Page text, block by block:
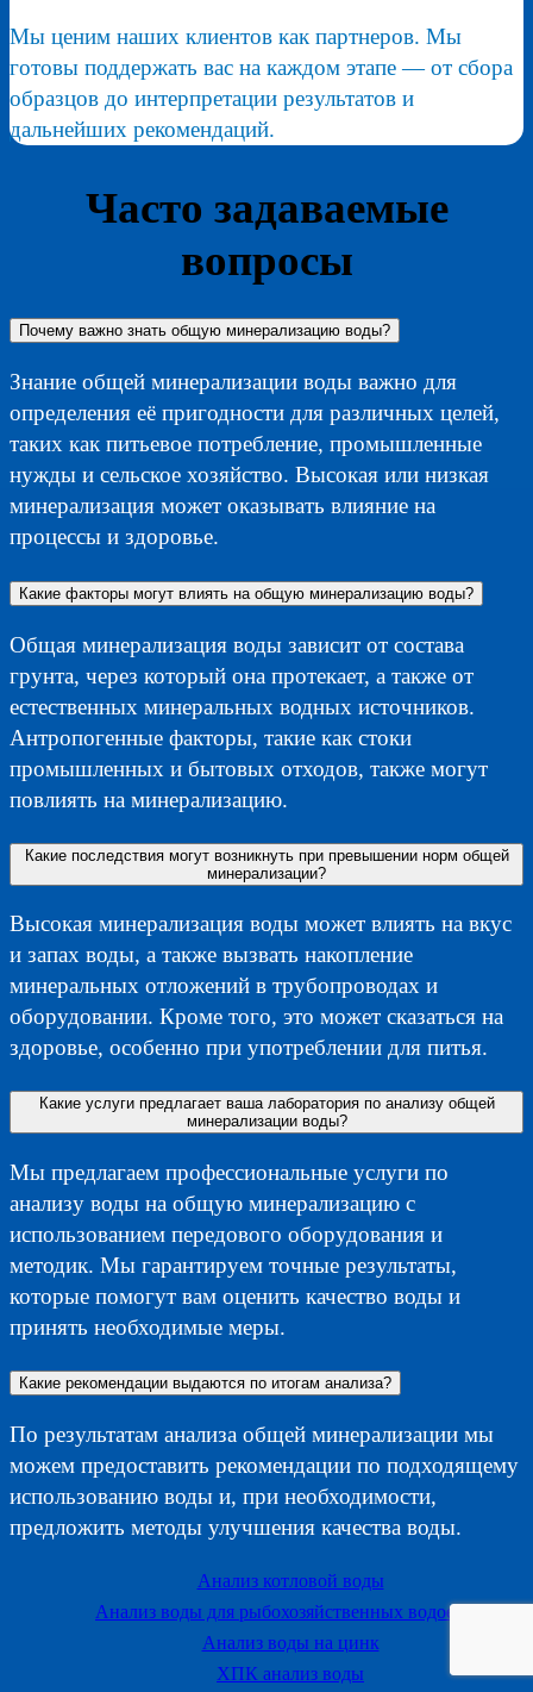
Мы ценим наших клиентов как партнеров. Мы
готовы поддержать вас на каждом этапе — от сбора
образцов до интерпретации результатов и
дальнейших рекомендаций.
Часто задаваемые
вопросы
Почему важно знать общую минерализацию воды?
Знание общей минерализации воды важно для
определения её пригодности для различных целей,
таких как питьевое потребление, промышленные
нужды и сельское хозяйство. Высокая или низкая
минерализация может оказывать влияние на
процессы и здоровье.
Какие факторы могут влиять на общую минерализацию воды?
Общая минерализация воды зависит от состава
грунта, через который она протекает, а также от
естественных минеральных водных источников.
Антропогенные факторы, такие как стоки
промышленных и бытовых отходов, также могут
повлиять на минерализацию.
Какие последствия могут возникнуть при превышении норм общей
минерализации?
Высокая минерализация воды может влиять на вкус
и запах воды, а также вызвать накопление
минеральных отложений в трубопроводах и
оборудовании. Кроме того, это может сказаться на
здоровье, особенно при употреблении для питья.
Какие услуги предлагает ваша лаборатория по анализу общей
минерализации воды?
Мы предлагаем профессиональные услуги по
анализу воды на общую минерализацию с
использованием передового оборудования и
методик. Мы гарантируем точные результаты,
которые помогут вам оценить качество воды и
принять необходимые меры.
Какие рекомендации выдаются по итогам анализа?
По результатам анализа общей минерализации мы
можем предоставить рекомендации по подходящему
использованию воды и, при необходимости,
предложить методы улучшения качества воды.
Анализ котловой воды
Анализ воды для рыбохозяйственных водоемов
Анализ воды на цинк
ХПК анализ воды